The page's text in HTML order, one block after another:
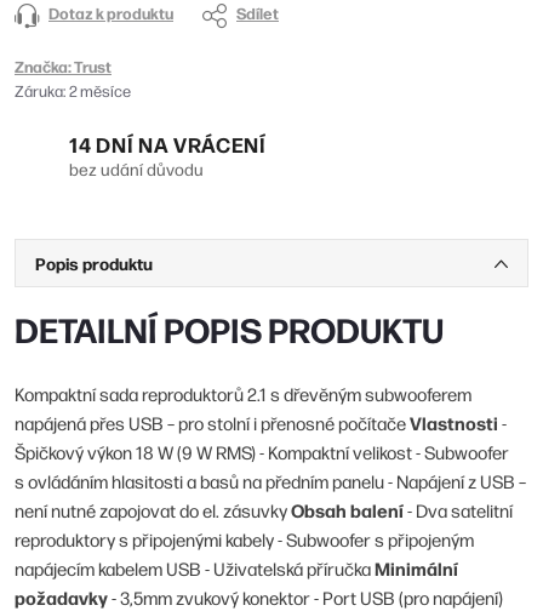
Dotaz k produktu Sdílet
Značka:Trust
Záruka:2 měsíce
14 DNÍ NA VRÁCENÍ
bez udání důvodu
Popis produktu
DETAILNÍ POPIS PRODUKTU
Kompaktní sada reproduktorů 2.1 s dřevěným subwooferem
napájená přes USB – pro stolní i přenosné počítačeVlastnosti -
Špičkový výkon 18 W (9 W RMS) - Kompaktní velikost - Subwoofer
s ovládáním hlasitosti a basů na předním panelu - Napájení z USB –
není nutné zapojovat do el. zásuvkyObsah balení- Dva satelitní
reproduktory s připojenými kabely - Subwoofer s připojeným
napájecím kabelem USB - Uživatelská příručkaMinimální
požadavky- 3,5mm zvukový konektor - Port USB (pro napájení)